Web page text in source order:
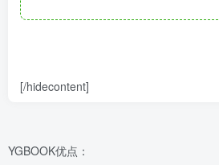
[/hidecontent]
YGBOOK优点：